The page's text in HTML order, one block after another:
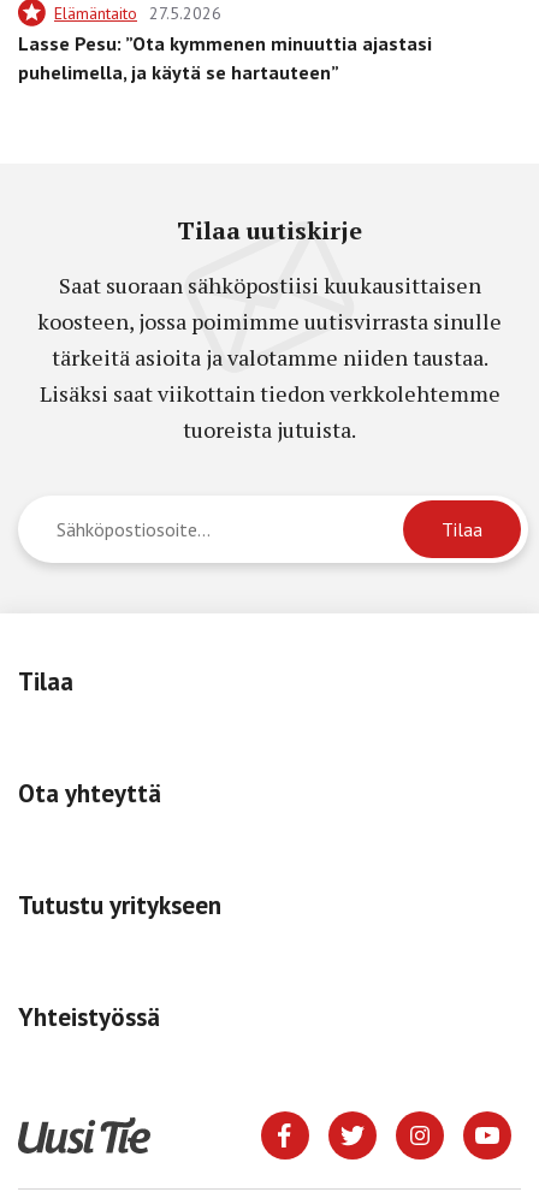
Elämäntaito 27.5.2026
Lasse Pesu: ”Ota kymmenen minuuttia ajastasi
puhelimella, ja käytä se hartauteen”
Tilaa uutiskirje
Saat suoraan sähköpostiisi kuukausittaisen
koosteen, jossa poimimme uutisvirrasta sinulle
tärkeitä asioita ja valotamme niiden taustaa.
Lisäksi saat viikottain tiedon verkkolehtemme
tuoreista jutuista.
Tilaa
Ota yhteyttä
Tutustu yritykseen
Yhteistyössä